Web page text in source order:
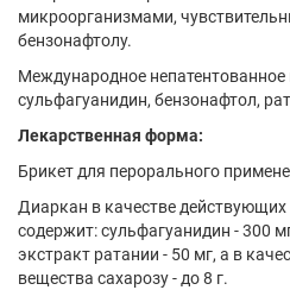
микроорганизмами,
бензонафтолу.
Международное
сульфагуанидин, бензонафтол,
Лекарственная форма:
Брикет для перорального
Диаркан в качестве действующих
содержит: сульфагуанидин - 300
экстракт ратании - 50 мг, а в
вещества сахарозу - до 8 г.